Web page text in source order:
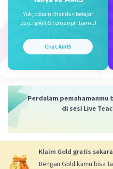
Beri Rating·0.0(0
Yuk, cobain chat dan belajar
bareng AiRIS, teman pintarmu!
Chat AiRIS
Perdalam pemahamanmu
di sesi Live
Klaim Gold gratis
Dengan Gold kamu bisa